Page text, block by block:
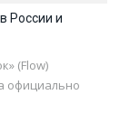
России и
(Flow)
официально